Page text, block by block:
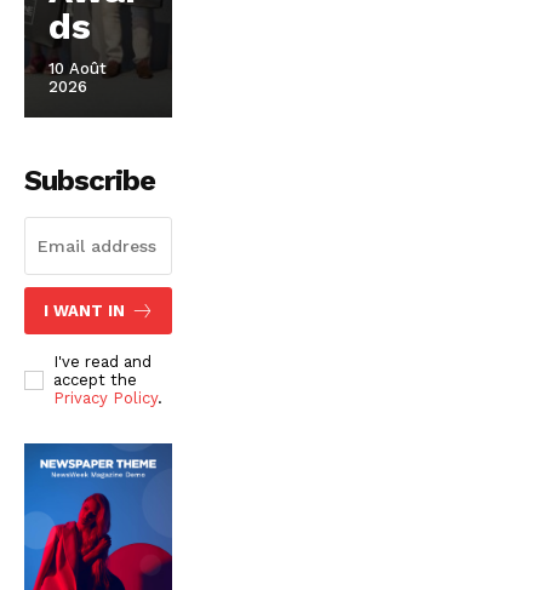
ds
10 Août
2026
Subscribe
I WANT IN
I've read and
accept the
Privacy Policy.